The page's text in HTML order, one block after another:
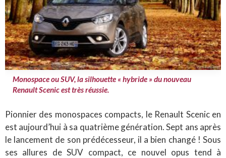
Monospace ou SUV, la silhouette « hybride » du nouveau
Renault Scenic est très réussie.
Pionnier des monospaces compacts, le Renault Scenic en
est aujourd’hui à sa quatrième génération. Sept ans après
le lancement de son prédécesseur, il a bien changé ! Sous
ses allures de SUV compact, ce nouvel opus tend à